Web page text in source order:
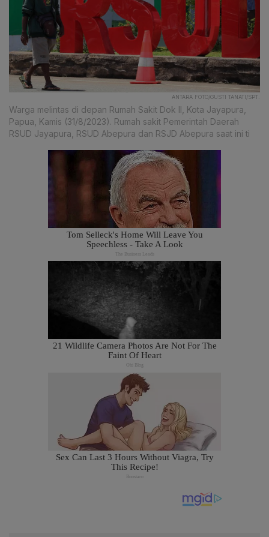
ANTARA FOTO/GUSTI TANATI/SPT.
Warga melintas di depan Rumah Sakit Dok II, Kota Jayapura,
Papua, Kamis (31/8/2023). Rumah sakit Pemerintah Daerah
RSUD Jayapura, RSUD Abepura dan RSJD Abepura saat ini ti